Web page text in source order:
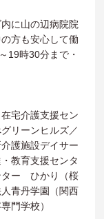
に山の辺病院院
方も安心して働
19時30分まで・
宅介護支援セン
リーンヒルズ／
護施設デイサー
教育支援センタ
ター ひかり（桜
青丹学園（関西
門学校）